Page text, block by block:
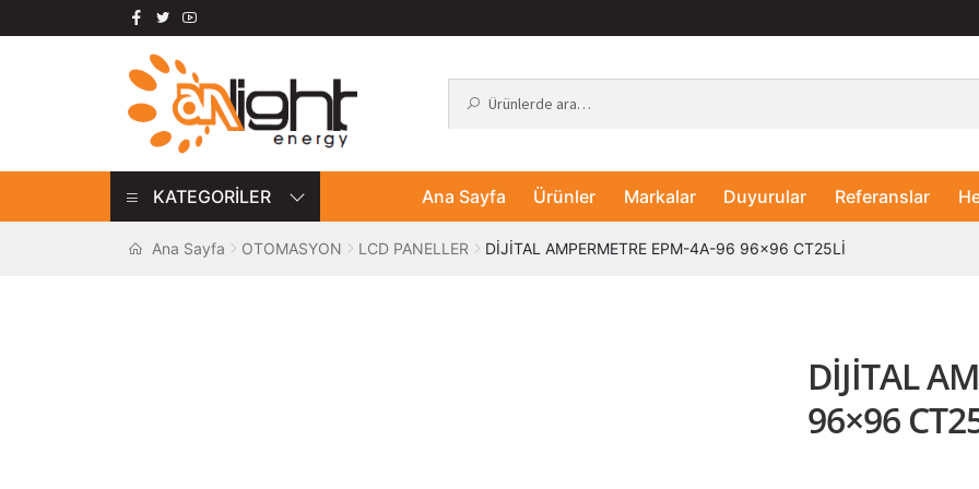
Dolaşıma
geç
İçeriğe
geç
KATEGORİLER Ana Sayfa Ürünler Markalar Duyurular Referanslar
Ana Sayfa OTOMASYON LCD PANELLER DİJİTAL AMPERMETRE EPM-4A-96 96×96 CT25Lİ
DİJİTAL
96×96